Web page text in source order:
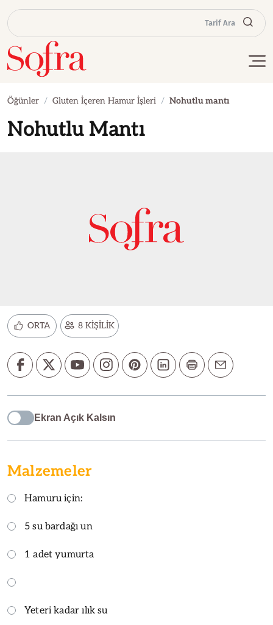
Tarif Ara
Öğünler Gluten İçeren Hamur İşleri Nohutlu mantı
Nohutlu Mantı
ORTA 8 KİŞİLİK
Ekran Açık Kalsın
Malzemeler
Hamuru için:
5 su bardağı un
1 adet yumurta
Yeteri kadar ılık su